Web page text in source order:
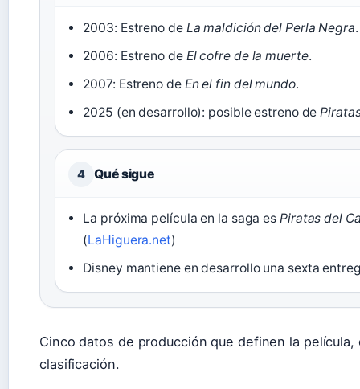
2003: Estreno de La maldición del Perla Negra.
2006: Estreno de El cofre de la muerte.
2007: Estreno de En el fin del mundo.
2025 (en desarrollo): posible estreno de
4 Qué sigue
La próxima película en la saga es Piratas del
(LaHiguera.net)
Disney mantiene en desarrollo una sexta
Cinco datos de producción que definen la
clasificación.